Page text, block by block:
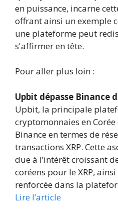
en puissance, incarne
offrant ainsi un exemple
une plateforme peut
s'affirmer en tête.
Pour aller plus loin :
Upbit dépasse Binance
Upbit, la principale
cryptomonnaies en
Binance en termes de
transactions XRP. Cette
due à l’intérêt croissant
coréens pour le XRP,
renforcée dans la
Lire l’article